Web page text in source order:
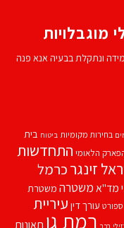
ונתקלת בבעיה אנא פנה
בחירות מקומיות ביטוח בית
הלאומי התחדשות
זינגרכרמל
מד''אמשטרה משטרת
ספורט עורך דין עיריית
רכב רמת גן תאונות